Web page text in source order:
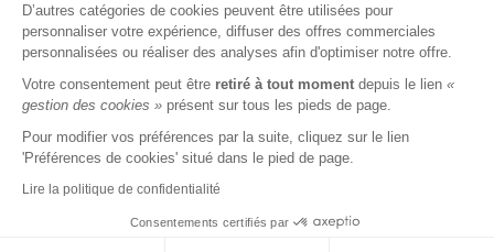
D’autres catégories de cookies peuvent être utilisées pour
personnaliser votre expérience, diffuser des offres commerciales
personnalisées ou réaliser des analyses afin d'optimiser notre offre.
Votre consentement peut être retiré à tout moment depuis le lien «
gestion des cookies » présent sur tous les pieds de page.
Pour modifier vos préférences par la suite, cliquez sur le lien
'Préférences de cookies' situé dans le pied de page.
Lire la politique de confidentialité
Consentements certifiés par
MENTIONS LÉGALES CGU CGS CHARTE VIE PRIVÉE